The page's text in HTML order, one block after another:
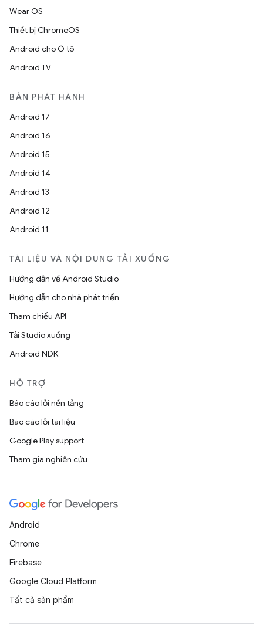
Wear OS
Thiết bị ChromeOS
Android cho Ô tô
Android TV
BẢN PHÁT HÀNH
Android 17
Android 16
Android 15
Android 14
Android 13
Android 12
Android 11
TÀI LIỆU VÀ NỘI DUNG TẢI XUỐNG
Hướng dẫn về Android Studio
Hướng dẫn cho nhà phát triển
Tham chiếu API
Tải Studio xuống
Android NDK
HỖ TRỢ
Báo cáo lỗi nền tảng
Báo cáo lỗi tài liệu
Google Play support
Tham gia nghiên cứu
Android
Chrome
Firebase
Google Cloud Platform
Tất cả sản phẩm